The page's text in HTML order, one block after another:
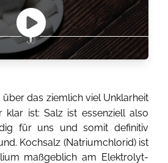
über das ziemlich viel Unklarheit
klar ist: Salz ist essenziell also
für uns und somit definitiv
Kochsalz (Natriumchlorid) ist
maßgeblich am Elektrolyt-